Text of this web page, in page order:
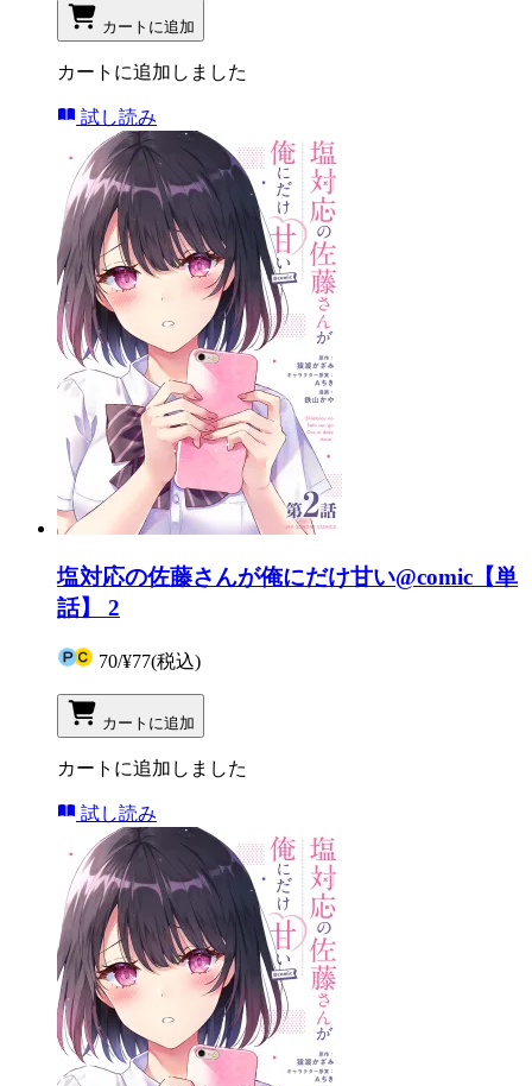
カートに追加
カートに追加しました
試し読み
塩対応の佐藤さんが俺にだけ甘い@comic【単
話】 2
70/¥77(税込)
カートに追加
カートに追加しました
試し読み